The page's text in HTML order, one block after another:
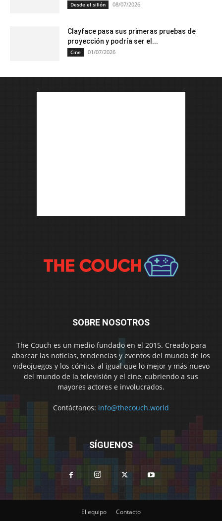
Desde el sillón 08/07/2026
Clayface pasa sus primeras pruebas de
proyección y podría ser el...
Cine 01/07/2026
SOBRE NOSOTROS
The Couch es un medio fundado en el 2015. Creado para
abarcar las noticias, tendencias y eventos del mundo de los
videojuegos y los cómics, al igual que lo mejor y más nuevo
del mundo de la televisión y el cine, cubriendo a sus
mayores actores e involucrados.
Contáctanos: info@thecouch.world
SÍGUENOS
El equipo Contacto